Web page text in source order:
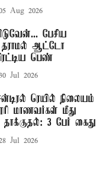
Aug 2026
பேசிய
ஆட்டோ
பெண்
Jul 2026
ரெயில் நிலையம்
மாணவர்கள் மீது
3 பேர் கைது
Jul 2026